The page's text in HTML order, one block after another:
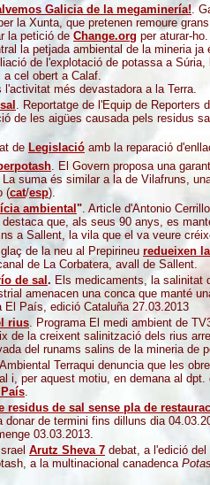
Galicia de la megaminería!.
la Xunta, que pretenen remoure
la petició de Change.org per aturar-ho.
la petjada ambiental de la mineria
de l'explotació de potassa a
a cel obert a Calaf.
l'activitat més devastadora a la Terra.
. Reportatge de l'Equip de Reporters
de les aigües causada pels residus
de Legislació amb la reparació
. El Govern proposa una
La suma és similar a la de Vilafruns,
(cat/esp).
ambiental ". Article d'Antonio
que, als seus 90 anys, es
a Sallent, la vila que el va veure
de la neu al Prepirineu redueixen
de La Corbatera, avall de Sallent.
de sal. Els medicaments, la salinitat
amenacen una conca que manté
El País, edició Cataluña 27.03.2013
rius. Programa El medi ambient de
de la creixent salinització dels rius
del runams salins de la mineria de
Terraqui denuncia que les
i, per aquest motiu, en demana al
.
residus de sal sense pla de
de termini fins dilluns dia
03.03.2013.
Arutz Sheva 7 debat, a l'edició
a la multinacional canadenca